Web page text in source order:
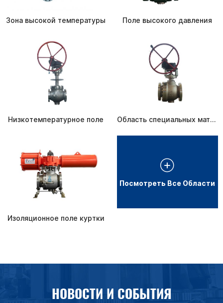
Зона высокой температуры Поле высокого давления
Низкотемпературное поле Область специальных материалов
Изоляционное поле куртки
Посмотреть Все Области
НОВОСТИ И СОБЫТИЯ